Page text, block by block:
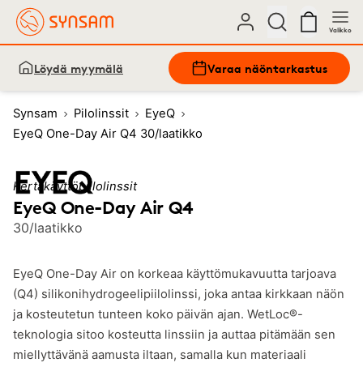
Valikko
Löydä myymälä Varaa näöntarkastus
Synsam Pilolinssit
EyeQ
EyeQ One-Day Air Q4 30/laatikko
Kertakäyttöpiilolinssit
EyeQ One-Day Air Q4
30/laatikko
EyeQ One-Day Air on korkeaa käyttömukavuutta tarjoava
(Q4) silikonihydrogeelipiilolinssi, joka antaa kirkkaan näön
ja kosteutetun tunteen koko päivän ajan. WetLoc®-
teknologia sitoo kosteutta linssiin ja auttaa pitämään sen
miellyttävänä aamusta iltaan, samalla kun materiaali